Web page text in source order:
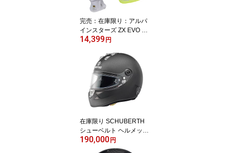
完売：在庫限り：アルパ
インスターズ ZX EVO V2
BALACLAVA フェイスマ
モデル TECHNICAL UN
DERWEAR (4754920) M
Y2025
14,399円
在庫限り SCHUBERTH
シューベルト ヘルメット
SK1 SNELL FIA CMR 20
16 CARBON MATTE カ
190,000円